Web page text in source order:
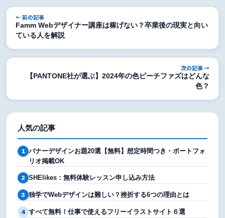
← 前の記事
Famm Webデザイナー講座は稼げない？卒業後の現実と向い
ている人を解説
次の記事 →
【PANTONE社が選ぶ】2024年の色ピーチファズはどんな
色？
人気の記事
1 バナーデザインお題20選【無料】想定時間つき・ポートフォ
リオ掲載OK
2 SHElikes：無料体験レッスン申し込み方法
3 独学でWebデザインは難しい？挫折する6つの理由とは
4 すべて無料！仕事で使えるフリーイラストサイト６選